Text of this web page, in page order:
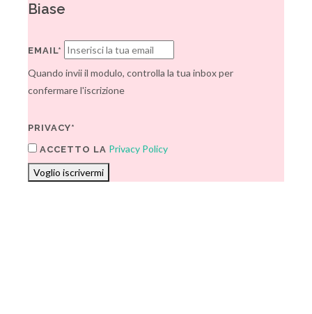
Biase
EMAIL*
Quando invii il modulo, controlla la tua inbox per
confermare l'iscrizione
PRIVACY*
ACCETTO LA Privacy Policy
Voglio iscrivermi